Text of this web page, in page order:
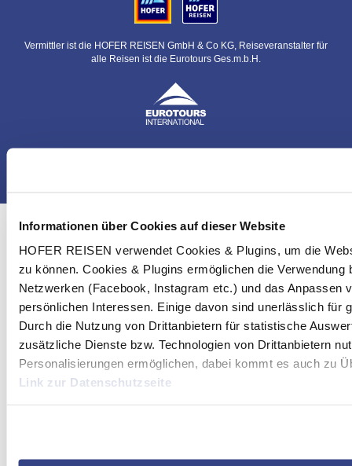
Informationen über Cookies auf dieser Website
HOFER REISEN verwendet Cookies & Plugins, um die
zu können. Cookies & Plugins ermöglichen die
Netzwerken (Facebook, Instagram etc.) und das Anpassen
persönlichen Interessen. Einige davon sind unerlässlich für
Durch die Nutzung von Drittanbietern für statistische
zusätzliche Dienste bzw. Technologien von Drittanbietern
Personalisierungen ermöglichen, dabei kommt es auch zu
Link zur Datenschutzseite
Vermittler ist die HOFER REISEN GmbH & Co KG, Reiseveranstalter für
alle Reisen ist die Eurotours Ges.m.b.H.